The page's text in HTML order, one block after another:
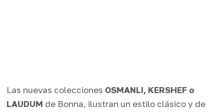
Las nuevas colecciones OSMANLI, KERSHEF o
LAUDUM de Bonna, ilustran un estilo clásico y de